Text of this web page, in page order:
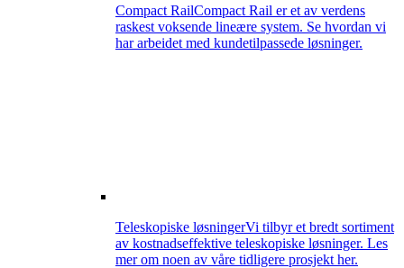
Compact RailCompact Rail er et av verdens
raskest voksende lineære system. Se hvordan vi
har arbeidet med kundetilpassede løsninger.
Teleskopiske løsningerVi tilbyr et bredt sortiment
av kostnadseffektive teleskopiske løsninger. Les
mer om noen av våre tidligere prosjekt her.